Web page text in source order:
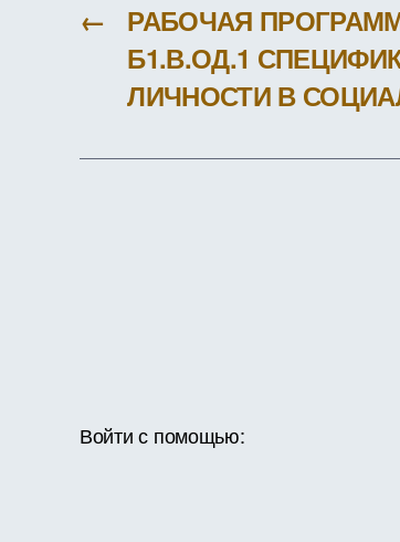
←
РАБОЧАЯ
Б1.В.ОД.1
ЛИЧНОСТИ В
Войти с помощью: